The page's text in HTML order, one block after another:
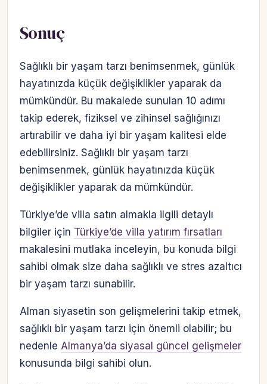
Sonuç
Sağlıklı bir yaşam tarzı benimsenmek, günlük
hayatınızda küçük değişiklikler yaparak da
mümkündür. Bu makalede sunulan 10 adımı
takip ederek, fiziksel ve zihinsel sağlığınızı
artırabilir ve daha iyi bir yaşam kalitesi elde
edebilirsiniz. Sağlıklı bir yaşam tarzı
benimsenmek, günlük hayatınızda küçük
değişiklikler yaparak da mümkündür.
Türkiye’de villa satın almakla ilgili detaylı
bilgiler için Türkiye’de villa yatırım fırsatları
makalesini mutlaka inceleyin, bu konuda bilgi
sahibi olmak size daha sağlıklı ve stres azaltıcı
bir yaşam tarzı sunabilir.
Alman siyasetin son gelişmelerini takip etmek,
sağlıklı bir yaşam tarzı için önemli olabilir; bu
nedenle Almanya’da siyasal güncel gelişmeler
konusunda bilgi sahibi olun.